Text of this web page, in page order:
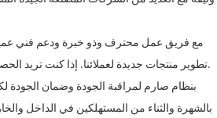
مع فريق عمل محترف وذو خبرة ودعم فني
تطوير منتجات جديدة لعملائنا. إذا كنت تريد الحصول على بعض المنتجات الجديدة، فنحن خيارك المثالي بالتأكيد.
بالشهرة والثناء من المستهلكين في الداخل